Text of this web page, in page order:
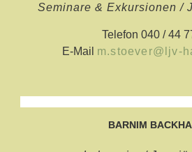
Seminare & Exkursionen /
Telefon 040 / 44
E-Mail m.stoever@ljv-
BARNIM